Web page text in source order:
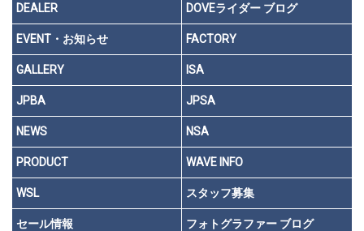
DEALER DOVEライダー ブログ
EVENT・お知らせ FACTORY
GALLERY ISA
JPBA JPSA
NEWS NSA
PRODUCT WAVE INFO
WSL スタッフ募集
セール情報 フォトグラファー ブログ